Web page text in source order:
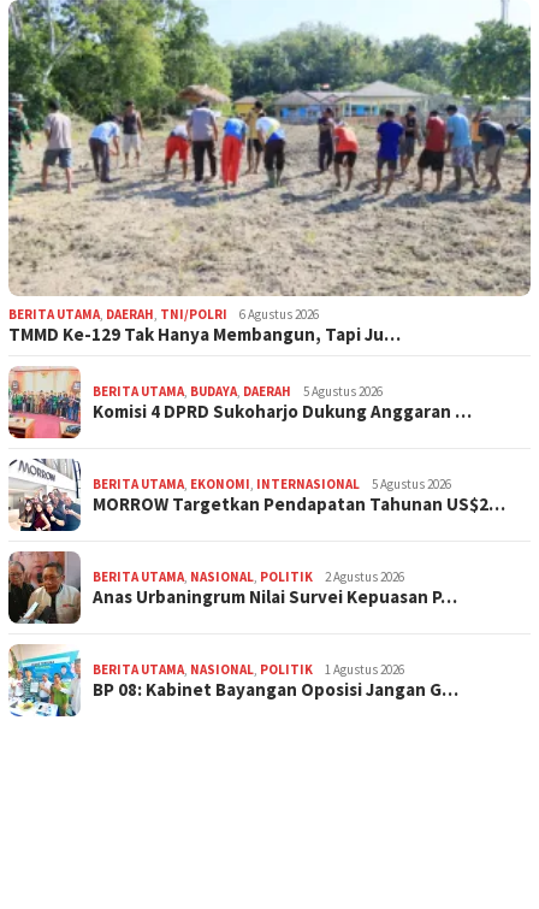
BERITA UTAMA, DAERAH, TNI/POLRI 6 Agustus 2026
TMMD Ke-129 Tak Hanya Membangun, Tapi Ju…
BERITA UTAMA, BUDAYA, DAERAH 5 Agustus 2026
Komisi 4 DPRD Sukoharjo Dukung Anggaran …
BERITA UTAMA, EKONOMI, INTERNASIONAL 5 Agustus 2026
MORROW Targetkan Pendapatan Tahunan US$2…
BERITA UTAMA, NASIONAL, POLITIK 2 Agustus 2026
Anas Urbaningrum Nilai Survei Kepuasan P…
BERITA UTAMA, NASIONAL, POLITIK 1 Agustus 2026
BP 08: Kabinet Bayangan Oposisi Jangan G…